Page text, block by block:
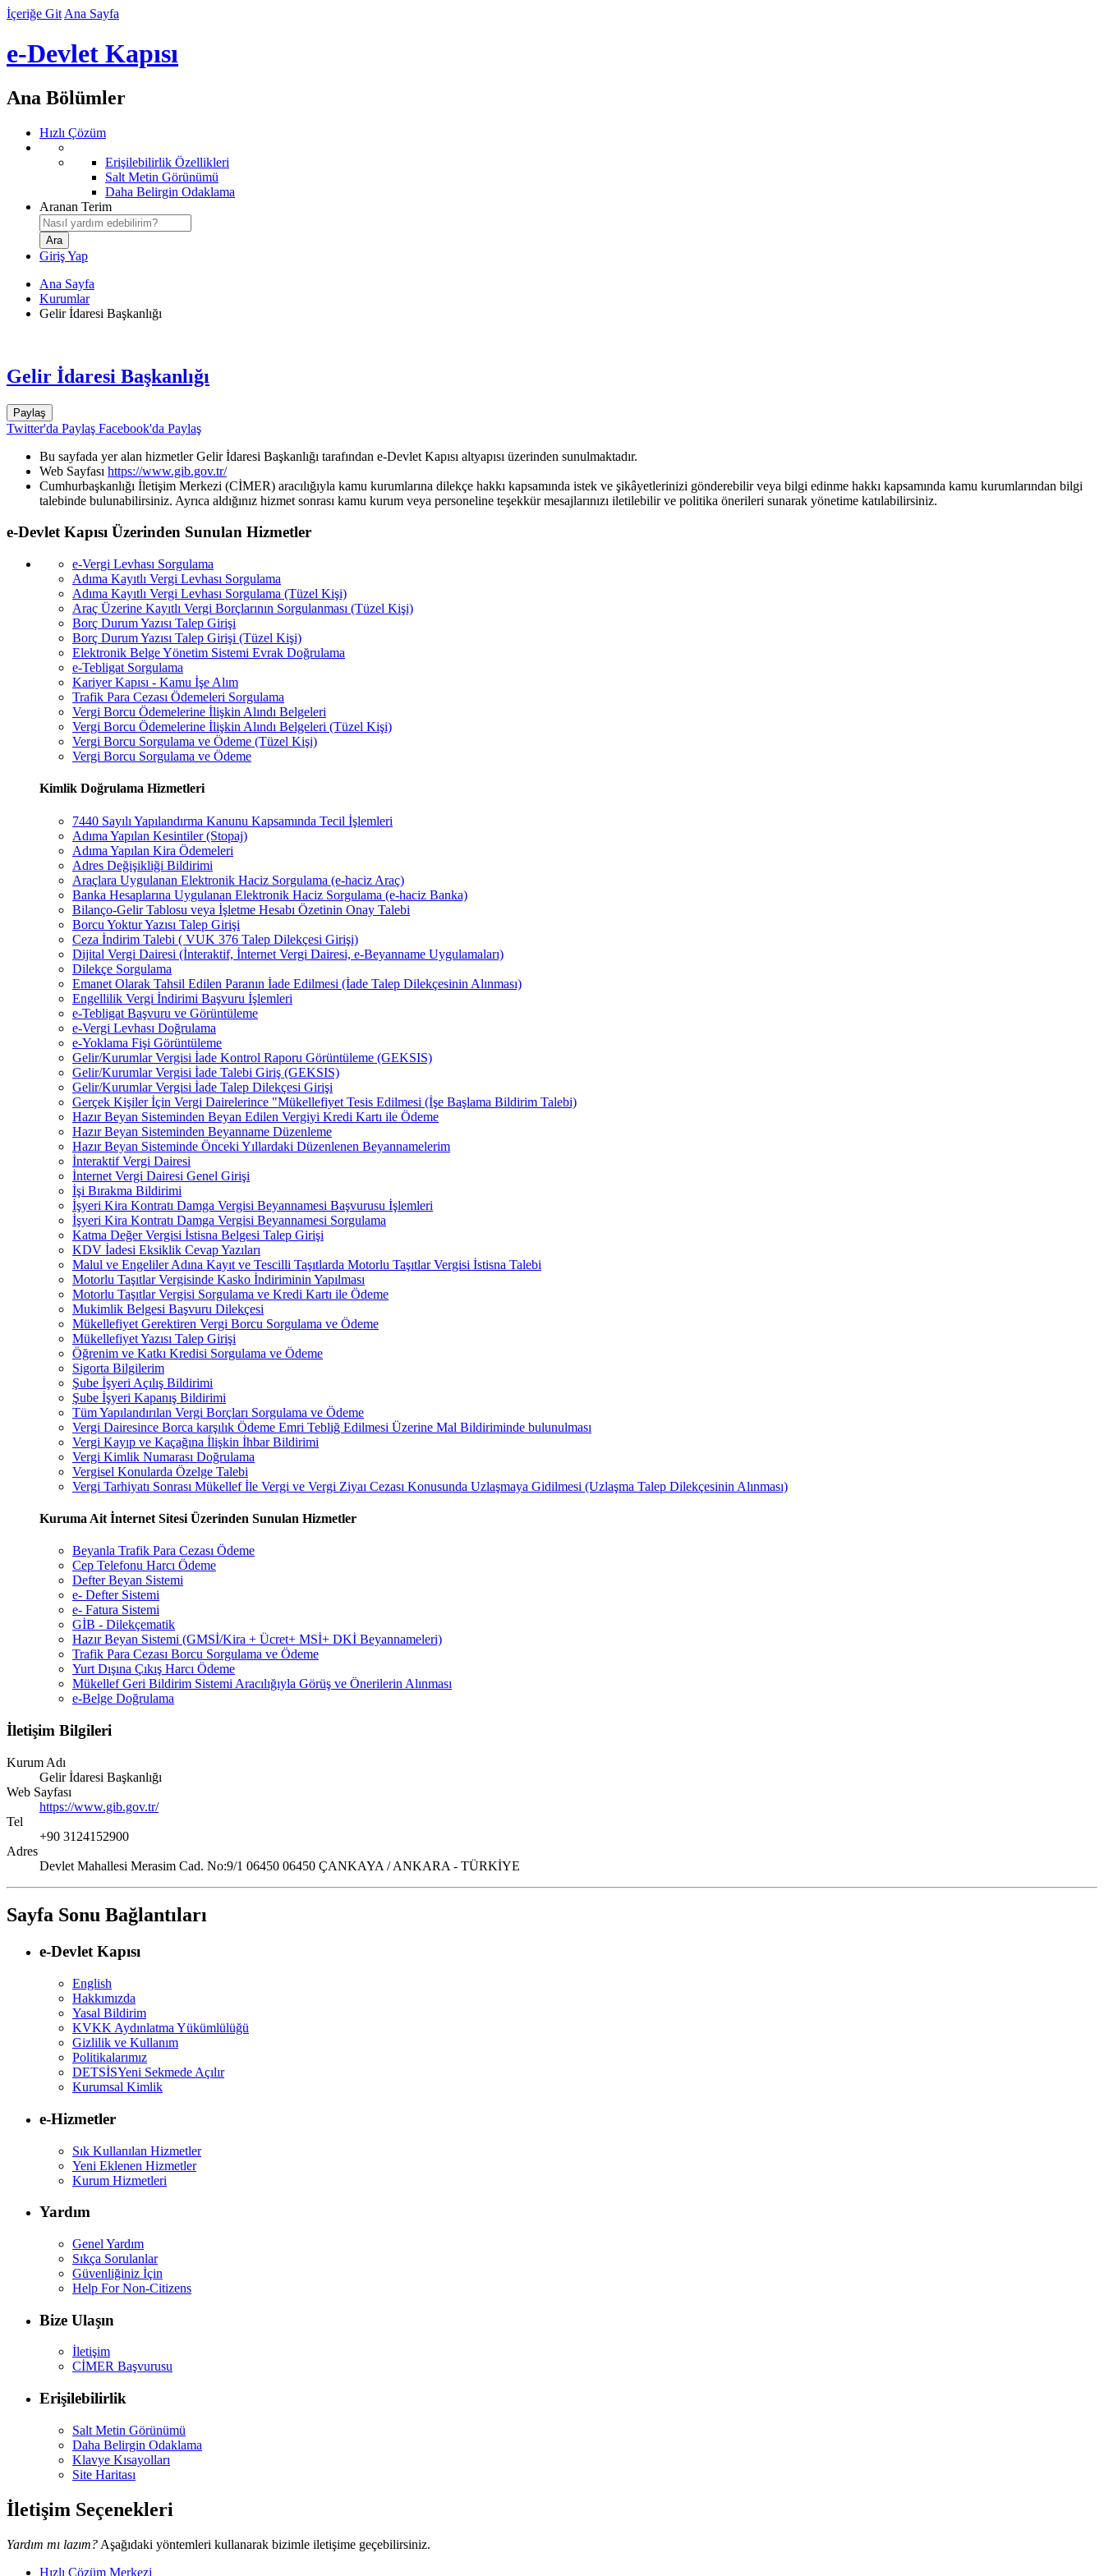
İçeriğe Git Ana Sayfa
e-Devlet Kapısı
Ana Bölümler
Hızlı Çözüm
Erişilebilirlik Özellikleri
Salt Metin Görünümü
Daha Belirgin Odaklama
Aranan Terim
Giriş Yap
Ana Sayfa
Kurumlar
Gelir İdaresi Başkanlığı
Gelir İdaresi Başkanlığı
Paylaş
Twitter'da Paylaş Facebook'da Paylaş
Bu sayfada yer alan hizmetler Gelir İdaresi Başkanlığı tarafından e-Devlet Kapısı altyapısı üzerinden sunulmaktadır.
Web Sayfası https://www.gib.gov.tr/
Cumhurbaşkanlığı İletişim Merkezi (CİMER) aracılığıyla kamu kurumlarına dilekçe hakkı kapsamında istek ve şikâyetlerinizi gönderebilir veya bilgi edinme hakkı kapsamında kamu kurumlarından bilgi
talebinde bulunabilirsiniz. Ayrıca aldığınız hizmet sonrası kamu kurum veya personeline teşekkür mesajlarınızı iletilebilir ve politika önerileri sunarak yönetime katılabilirsiniz.
e-Devlet Kapısı Üzerinden Sunulan Hizmetler
e-Vergi Levhası Sorgulama
Adıma Kayıtlı Vergi Levhası Sorgulama
Adıma Kayıtlı Vergi Levhası Sorgulama (Tüzel Kişi)
Araç Üzerine Kayıtlı Vergi Borçlarının Sorgulanması (Tüzel Kişi)
Borç Durum Yazısı Talep Girişi
Borç Durum Yazısı Talep Girişi (Tüzel Kişi)
Elektronik Belge Yönetim Sistemi Evrak Doğrulama
e-Tebligat Sorgulama
Kariyer Kapısı - Kamu İşe Alım
Trafik Para Cezası Ödemeleri Sorgulama
Vergi Borcu Ödemelerine İlişkin Alındı Belgeleri
Vergi Borcu Ödemelerine İlişkin Alındı Belgeleri (Tüzel Kişi)
Vergi Borcu Sorgulama ve Ödeme (Tüzel Kişi)
Vergi Borcu Sorgulama ve Ödeme
Kimlik Doğrulama Hizmetleri
7440 Sayılı Yapılandırma Kanunu Kapsamında Tecil İşlemleri
Adıma Yapılan Kesintiler (Stopaj)
Adıma Yapılan Kira Ödemeleri
Adres Değişikliği Bildirimi
Araçlara Uygulanan Elektronik Haciz Sorgulama (e-haciz Araç)
Banka Hesaplarına Uygulanan Elektronik Haciz Sorgulama (e-haciz Banka)
Bilanço-Gelir Tablosu veya İşletme Hesabı Özetinin Onay Talebi
Borcu Yoktur Yazısı Talep Girişi
Ceza İndirim Talebi ( VUK 376 Talep Dilekçesi Girişi)
Dijital Vergi Dairesi (İnteraktif, İnternet Vergi Dairesi, e-Beyanname Uygulamaları)
Dilekçe Sorgulama
Emanet Olarak Tahsil Edilen Paranın İade Edilmesi (İade Talep Dilekçesinin Alınması)
Engellilik Vergi İndirimi Başvuru İşlemleri
e-Tebligat Başvuru ve Görüntüleme
e-Vergi Levhası Doğrulama
e-Yoklama Fişi Görüntüleme
Gelir/Kurumlar Vergisi İade Kontrol Raporu Görüntüleme (GEKSIS)
Gelir/Kurumlar Vergisi İade Talebi Giriş (GEKSIS)
Gelir/Kurumlar Vergisi İade Talep Dilekçesi Girişi
Gerçek Kişiler İçin Vergi Dairelerince "Mükellefiyet Tesis Edilmesi (İşe Başlama Bildirim Talebi)
Hazır Beyan Sisteminden Beyan Edilen Vergiyi Kredi Kartı ile Ödeme
Hazır Beyan Sisteminden Beyanname Düzenleme
Hazır Beyan Sisteminde Önceki Yıllardaki Düzenlenen Beyannamelerim
İnteraktif Vergi Dairesi
İnternet Vergi Dairesi Genel Girişi
İşi Bırakma Bildirimi
İşyeri Kira Kontratı Damga Vergisi Beyannamesi Başvurusu İşlemleri
İşyeri Kira Kontratı Damga Vergisi Beyannamesi Sorgulama
Katma Değer Vergisi İstisna Belgesi Talep Girişi
KDV İadesi Eksiklik Cevap Yazıları
Malul ve Engeliler Adına Kayıt ve Tescilli Taşıtlarda Motorlu Taşıtlar Vergisi İstisna Talebi
Motorlu Taşıtlar Vergisinde Kasko İndiriminin Yapılması
Motorlu Taşıtlar Vergisi Sorgulama ve Kredi Kartı ile Ödeme
Mukimlik Belgesi Başvuru Dilekçesi
Mükellefiyet Gerektiren Vergi Borcu Sorgulama ve Ödeme
Mükellefiyet Yazısı Talep Girişi
Öğrenim ve Katkı Kredisi Sorgulama ve Ödeme
Sigorta Bilgilerim
Şube İşyeri Açılış Bildirimi
Şube İşyeri Kapanış Bildirimi
Tüm Yapılandırılan Vergi Borçları Sorgulama ve Ödeme
Vergi Dairesince Borca karşılık Ödeme Emri Tebliğ Edilmesi Üzerine Mal Bildiriminde bulunulması
Vergi Kayıp ve Kaçağına İlişkin İhbar Bildirimi
Vergi Kimlik Numarası Doğrulama
Vergisel Konularda Özelge Talebi
Vergi Tarhiyatı Sonrası Mükellef İle Vergi ve Vergi Ziyaı Cezası Konusunda Uzlaşmaya Gidilmesi (Uzlaşma Talep Dilekçesinin Alınması)
Kuruma Ait İnternet Sitesi Üzerinden Sunulan Hizmetler
Beyanla Trafik Para Cezası Ödeme
Cep Telefonu Harcı Ödeme
Defter Beyan Sistemi
e- Defter Sistemi
e- Fatura Sistemi
GİB - Dilekçematik
Hazır Beyan Sistemi (GMSİ/Kira + Ücret+ MSİ+ DKİ Beyannameleri)
Trafik Para Cezası Borcu Sorgulama ve Ödeme
Yurt Dışına Çıkış Harcı Ödeme
Mükellef Geri Bildirim Sistemi Aracılığıyla Görüş ve Önerilerin Alınması
e-Belge Doğrulama
İletişim Bilgileri
Kurum Adı
Gelir İdaresi Başkanlığı
Web Sayfası
https://www.gib.gov.tr/
Tel
+90 3124152900
Adres
Devlet Mahallesi Merasim Cad. No:9/1 06450 06450 ÇANKAYA / ANKARA - TÜRKİYE
Sayfa Sonu Bağlantıları
e-Devlet Kapısı
English
Hakkımızda
Yasal Bildirim
KVKK Aydınlatma Yükümlülüğü
Gizlilik ve Kullanım
Politikalarımız
DETSİSYeni Sekmede Açılır
Kurumsal Kimlik
e-Hizmetler
Sık Kullanılan Hizmetler
Yeni Eklenen Hizmetler
Kurum Hizmetleri
Yardım
Genel Yardım
Sıkça Sorulanlar
Güvenliğiniz İçin
Help For Non-Citizens
Bize Ulaşın
İletişim
CİMER Başvurusu
Erişilebilirlik
Salt Metin Görünümü
Daha Belirgin Odaklama
Klavye Kısayolları
Site Haritası
İletişim Seçenekleri
Yardım mı lazım? Aşağıdaki yöntemleri kullanarak bizimle iletişime geçebilirsiniz.
Hızlı Çözüm Merkezi